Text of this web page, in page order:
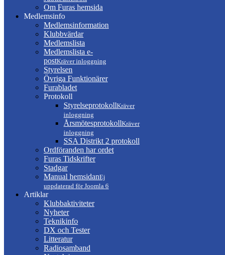
Om Furas hemsida
Medlemsinfo
Medlemsinformation
Klubbvärdar
Medlemslista
Medlemslista e-
postKräver inloggning
Styrelsen
Övriga Funktionärer
Furabladet
Protokoll
StyrelseprotokollKräver
inloggning
ÅrsmötesprotokollKräver
inloggning
SSA Distrikt 2 protokoll
Ordföranden har ordet
Furas Tidskrifter
Stadgar
Manual hemsidanEj
uppdaterad för Joomla 6
Artiklar
Klubbaktiviteter
Nyheter
Teknikinfo
DX och Tester
Litteratur
Radiosamband